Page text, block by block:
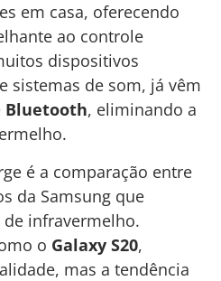
em casa, oferecendo
ao controle
dispositivos
sistemas de som, já vêm
Bluetooth, eliminando a
é a comparação entre
da Samsung que
infravermelho.
o Galaxy S20,
mas a tendência